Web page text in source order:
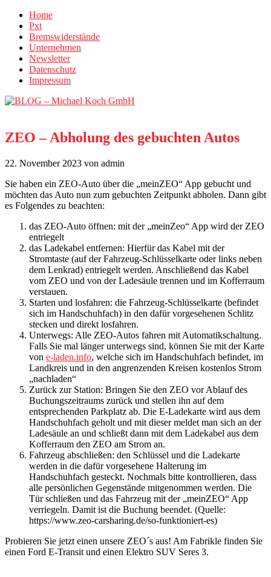
Home
Pxt
Bremswiderstände
Unternehmen
Newsletter
Datenschutz
Impressum
ZEO – Abholung des gebuchten Autos
22. November 2023 von admin
Sie haben ein ZEO-Auto über die „meinZEO“ App gebucht und
möchten das Auto nun zum gebuchten Zeitpunkt abholen. Dann gibt
es Folgendes zu beachten:
das ZEO-Auto öffnen: mit der „meinZeo“ App wird der ZEO
entriegelt
das Ladekabel entfernen: Hierfür das Kabel mit der
Stromtaste (auf der Fahrzeug-Schlüsselkarte oder links neben
dem Lenkrad) entriegelt werden. Anschließend das Kabel
vom ZEO und von der Ladesäule trennen und im Kofferraum
verstauen.
Starten und losfahren: die Fahrzeug-Schlüsselkarte (befindet
sich im Handschuhfach) in den dafür vorgesehenen Schlitz
stecken und direkt losfahren.
Unterwegs: Alle ZEO-Autos fahren mit Automatikschaltung.
Falls Sie mal länger unterwegs sind, können Sie mit der Karte
von e-laden.info, welche sich im Handschuhfach befindet, im
Landkreis und in den angrenzenden Kreisen kostenlos Strom
„nachladen“
Zurück zur Station: Bringen Sie den ZEO vor Ablauf des
Buchungszeitraums zurück und stellen ihn auf dem
entsprechenden Parkplatz ab. Die E-Ladekarte wird aus dem
Handschuhfach geholt und mit dieser meldet man sich an der
Ladesäule an und schließt dann mit dem Ladekabel aus dem
Kofferraum den ZEO am Strom an.
Fahrzeug abschließen: den Schlüssel und die Ladekarte
werden in die dafür vorgesehene Halterung im
Handschuhfach gesteckt. Nochmals bitte kontrollieren, dass
alle persönlichen Gegenstände mitgenommen werden. Die
Tür schließen und das Fahrzeug mit der „meinZEO“ App
verriegeln. Damit ist die Buchung beendet. (Quelle:
https://www.zeo-carsharing.de/so-funktioniert-es)
Probieren Sie jetzt einen unsere ZEO´s aus! Am Fabrikle finden Sie
einen Ford E-Transit und einen Elektro SUV Seres 3.